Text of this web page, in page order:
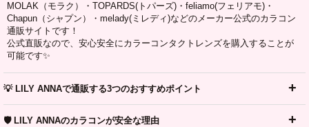
MOLAK（モラク）・TOPARDS(トパーズ)・feliamo(フェリアモ)・
Chapun（シャプン）・melady(ミレディ)などのメーカー公式のカラコン
通販サイトです！
公式直販なので、安心安全にカラーコンタクトレンズを購入することが
可能です✨
💡 LILY ANNAで通販する3つのおすすめポイント
🛡️ LILY ANNAのカラコンが安全な理由